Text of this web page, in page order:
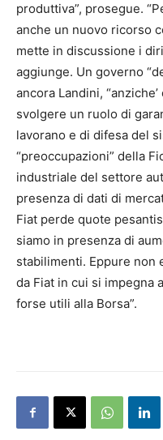
produttiva”, prosegue.
anche un nuovo ricorso
mette in discussione i
aggiunge. Un governo
ancora Landini,
svolgere un ruolo di
lavorano e di difesa del
“preoccupazioni” della
industriale del settore
presenza di dati di
Fiat perde quote
siamo in presenza di
stabilimenti. Eppure non
da Fiat in cui si impegna
forse utili alla Borsa”.